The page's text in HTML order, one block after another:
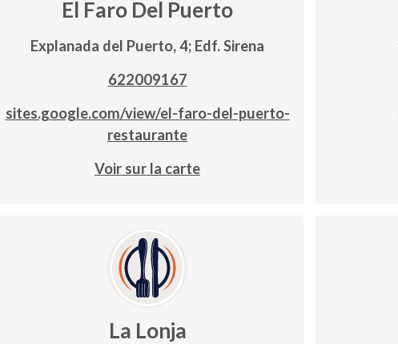
El Faro Del Puerto
Explanada del Puerto, 4; Edf. Sirena
622009167
sites.google.com/view/el-faro-del-puerto-
restaurante
Voir sur la carte
La Lonja